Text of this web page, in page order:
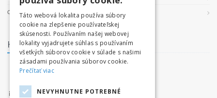
COOKIES
Kontakt
facebook.com/tatryvpohybe
info@tatryvpohybe.sk
Táto webová lokalita používa súbory
cookie na zlepšenie používateľskej
skúsenosti. Používaním našej webovej
lokality vyjadrujete súhlas s používaním
všetkých súborov cookie v súlade s našimi
zásadami používania súborov cookie.
Prečítať viac
NEVYHNUTNE POTREBNÉ